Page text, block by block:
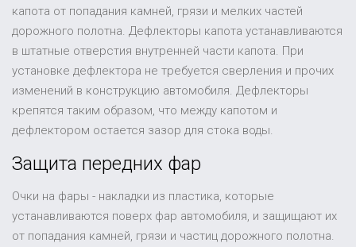
капота от попадания камней, грязи и мелких частей
дорожного полотна. Дефлекторы капота устанавливаются
в штатные отверстия внутренней части капота. При
установке дефлектора не требуется сверления и прочих
изменений в конструкцию автомобиля. Дефлекторы
крепятся таким образом, что между капотом и
дефлектором остается зазор для стока воды.
Защита передних фар
Очки на фары - накладки из пластика, которые
устанавливаются поверх фар автомобиля, и защищают их
от попадания камней, грязи и частиц дорожного полотна.